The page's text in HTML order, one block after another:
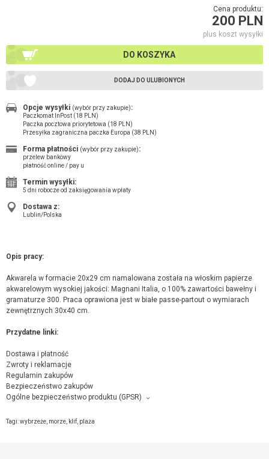
Cena produktu:
200 PLN
plus koszt wysyłki
DO KOSZYKA
DODAJ DO ULUBIONYCH
Opcje wysyłki (wybór przy zakupie):
Paczkomat InPost (18 PLN)
Paczka pocztowa priorytetowa (18 PLN)
Przesyłka zagraniczna paczka Europa (38 PLN)
Forma płatności (wybór przy zakupie):
przelew bankowy
płatność online / pay u
Termin wysyłki:
5 dni robocze od zaksięgowania wpłaty
Dostawa z:
Lublin/Polska
Opis pracy:
Akwarela w formacie 20x29 cm namalowana została na włoskim papierze
akwarelowym wysokiej jakości: Magnani Italia, o 100% zawartości bawełny i
gramaturze 300. Praca oprawiona jest w białe passe-partout o wymiarach
zewnętrznych 30x40 cm.
Przydatne linki:
Dostawa i płatność
Zwroty i reklamacje
Regulamin zakupów
Bezpieczeństwo zakupów
Ogólne bezpieczeństwo produktu (GPSR)
Jolanta Zdanowicz, Relaksowa, 26 m 8 , 20-819 Lublin,
sprzedającym
Tagi:wybrzeże morze klif plaża